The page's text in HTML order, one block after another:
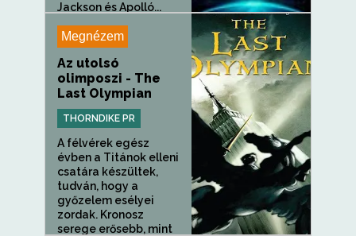
Jackson és Apolló...
Megnézem
Az utolsó
olimposzi - The
Last Olympian
THORNDIKE PR
A félvérek egész
évben a Titánok elleni
csatára készültek,
tudván, hogy a
győzelem esélyei
zordak. Kronosz
serege erősebb, mint